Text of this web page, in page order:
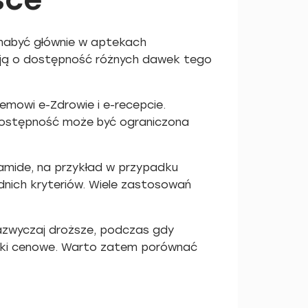
głównie w aptekach
o dostępność różnych dawek tego
e-Zdrowie i e-recepcie.
może być ograniczona
na przykład w przypadku
kryteriów. Wiele zastosowań
droższe, podczas gdy
cenowe. Warto zatem porównać